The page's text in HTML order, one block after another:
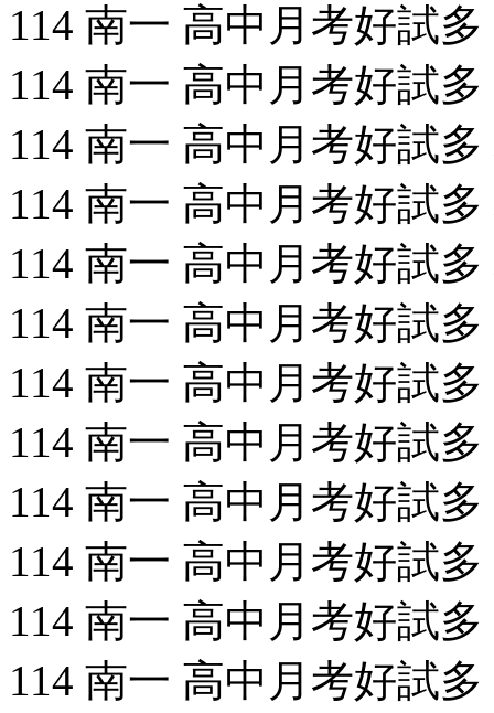
114 南一 高中月考好試
114 南一 高中月考好試
114 南一 高中月考好試
114 南一 高中月考好試
114 南一 高中月考好試
114 南一 高中月考好試
114 南一 高中月考好試
114 南一 高中月考好試
114 南一 高中月考好試
114 南一 高中月考好試
114 南一 高中月考好試
114 南一 高中月考好試